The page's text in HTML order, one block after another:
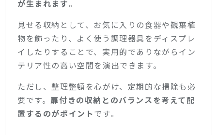
が生まれます。
見せる収納として、お気に入りの食器や観葉植
物を飾ったり、よく使う調理器具をディスプレ
イしたりすることで、実用的でありながらイン
テリア性の高い空間を演出できます。
ただし、整理整頓を心がけ、定期的な掃除も必
要です。 扉付きの収納とのバランスを考えて配
置するのがポイントです。